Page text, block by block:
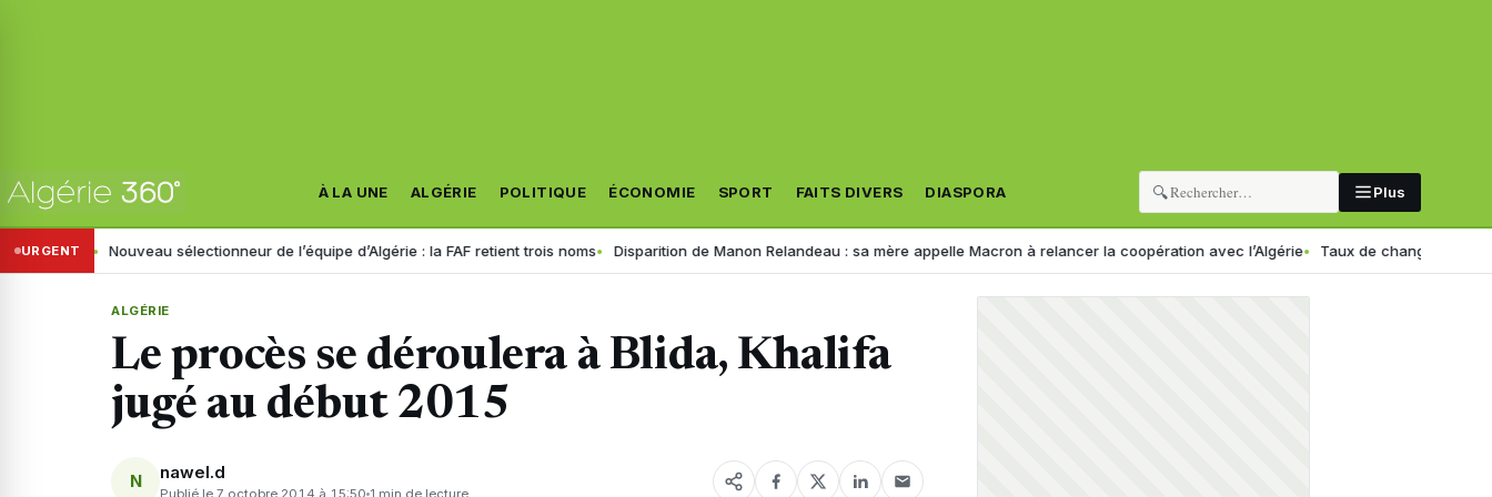
À LA UNE ALGÉRIE POLITIQUE ÉCONOMIE SPORT FAITS DIVERS DIASPORA 🔍 Plus
URGENTNouveau sélectionneur de l’équipe d’Algérie : la FAF retient trois noms Disparition de Manon Relandeau : sa mère appelle Macron à relancer la coopération avec l’Algérie Taux de change en Algérie :
ALGÉRIE
Le procès se déroulera à Blida, Khalifa
jugé au début 2015
N nawel.d
Publié le 7 octobre 2014 à 15:50 1 min de lecture